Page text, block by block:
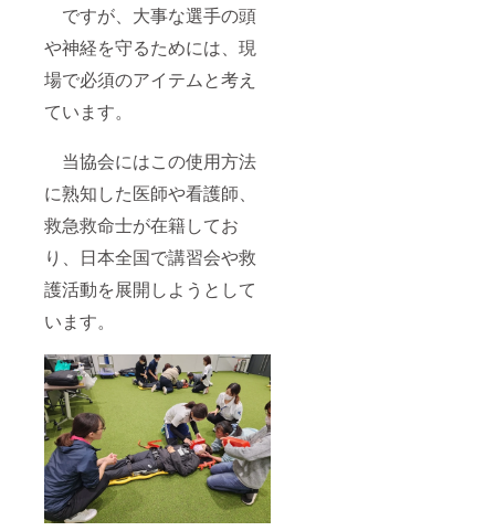
ですが、大事な選手の頭
や神経を守るためには、現
場で必須のアイテムと考え
ています。
当協会にはこの使用方法
に熟知した医師や看護師、
救急救命士が在籍してお
り、日本全国で講習会や救
護活動を展開しようとして
います。